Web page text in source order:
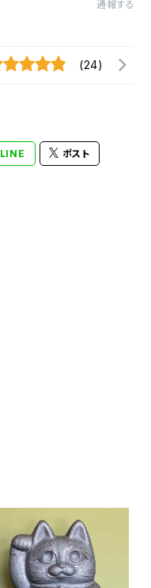
通報する
(24)
LINE ポスト